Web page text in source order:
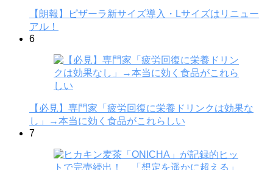
【朗報】ピザーラ新サイズ導入・Lサイズはリニュー
アル！
6
【必見】専門家「疲労回復に栄養ドリンクは効果な
し」→本当に効く食品がこれらしい
7